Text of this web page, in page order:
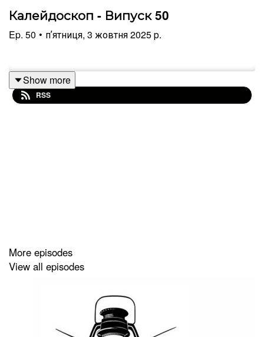
Калейдоскоп - Випуск 50
Ep. 50 • пʼятниця, 3 жовтня 2025 р.
Show more
RSS
More episodes
View all episodes